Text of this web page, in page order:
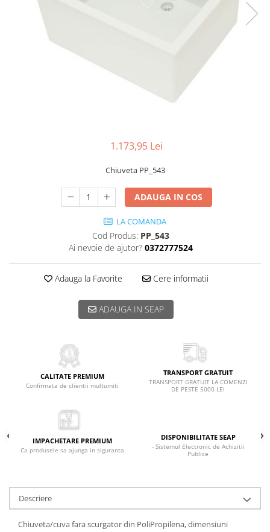
Transport
Uscatoare de sticlarie
Ventilatie / Exhaustare
Dulapuri de laborator/Corpuri de
1.173,95 Lei
Chiuveta PP_543
ADAUGA IN COS
LA COMANDA
Cod Produs: PP_543
Ai nevoie de ajutor? 0372777524
Adauga la Favorite Cere informatii
ADAUGA IN SEAP
CALITATE PREMIUM
Confirmata de clientii multumiti
TRANSPORT GRATUIT
TRANSPORT GRATUIT LA COMENZI
DE PESTE 5000 LEI
IMPACHETARE PREMIUM
Ca produsele sa ajunga in siguranta
DISPONIBILITATE SEAP
- Sistemul Electronic de Achizitii
Publice
Descriere
Chiuveta/cuva fara scurgator din PoliPropilena, dimensiuni